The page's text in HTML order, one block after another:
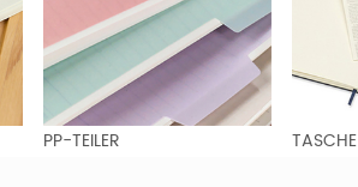
PP-TEILER TASCHE